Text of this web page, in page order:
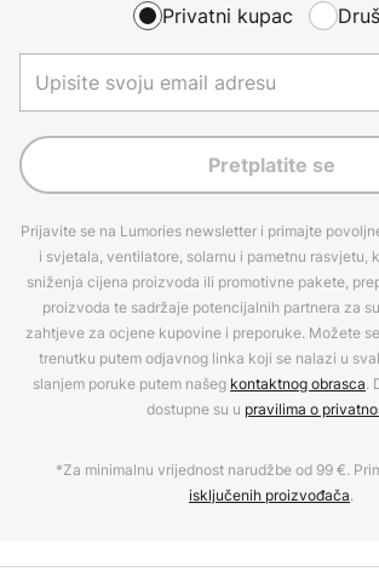
Privatni kupac
Pretplatite se
Prijavite se na Lumories newsletter i primajte
i svjetala, ventilatore, solarnu i pametnu rasvjetu,
sniženja cijena proizvoda ili promotivne pakete,
proizvoda te sadržaje potencijalnih partnera za
zahtjeve za ocjene kupovine i preporuke. Možete
trenutku putem odjavnog linka koji se nalazi u
slanjem poruke putem našeg kontaktnog obrasca.
dostupne su u pravilima o
*Za minimalnu vrijednost narudžbe od 99 €.
isključenih proizvođača.